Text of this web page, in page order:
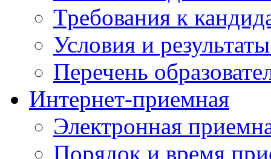
Требования к
Условия и
Перечень
Интернет-приемная
Электронная
Порядок и время